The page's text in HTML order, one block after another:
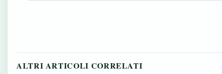
ALTRI ARTICOLI CORRELATI